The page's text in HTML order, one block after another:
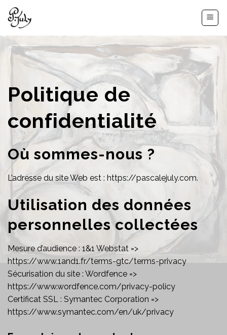
Passer
au
contenu
Politique de
confidentialité
Où sommes-nous ?
L’adresse du site Web est : https://pascalejuly.com.
Utilisation des données
personnelles collectées
Mesure d’audience : 1&1 Webstat =>
https://www.1and1.fr/terms-gtc/terms-privacy
Sécurisation du site : Wordfence =>
https://www.wordfence.com/privacy-policy
Certificat SSL : Symantec Corporation =>
https://www.symantec.com/en/uk/privacy